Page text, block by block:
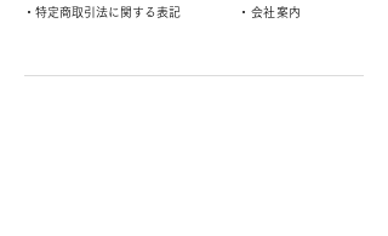
・特定商取引法に関する表記 ・会社案内